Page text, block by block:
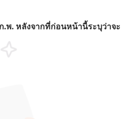
.พ. หลังจากที่ก่อนหน้านี้ระบุว่าจะ